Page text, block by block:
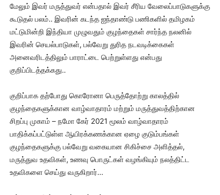
மேலும் இவர் மருத்துவர் என்பதால் இவர் சீரிய வேலைப்பாடுகளுக்கு
கூடுதல் பலம்.. இவரின் கடந்த ஐந்தாண்டு பணிகளில் தமிழகம்
மட்டுமின்றி இந்தியா முழுவதும் குழந்தைகள் சார்ந்த நலனில்
இவரின் செயல்பாடுகள், பல்வேறு துரித நடவடிக்கைகள்
அனைவரிடத்திலும் பாராட்டை பெற்றுள்ளது என்பது
குறிப்பிடத்தக்கது..
குறிப்பாக தற்போது கொரோனா பெருத்தோற்று காலத்தில்
குழந்தைகளுக்கான வாழ்வாதாரம் மற்றும் மருத்துவத்திற்கான
சிறப்பு முகாம் – நமோ கேர் 2021 மூலம் வாழ்வாதாரம்
பாதிக்கப்பட்டுள்ள ஆயிரக்கணக்கான ஏழை குடும்பங்கள்
குழந்தைகளுக்கு பல்வேறு வகையான சிகிச்சை அளித்தல்,
மருத்துவ உதவிகள், உணவு பொருட்கள் வழங்கியும் நலத்திட்ட
உதவிகளை செய்து வருகிறார்…